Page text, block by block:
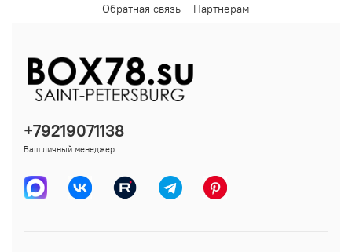
Обратная связь
Партнерам
+79219071138
Ваш личный менеджер